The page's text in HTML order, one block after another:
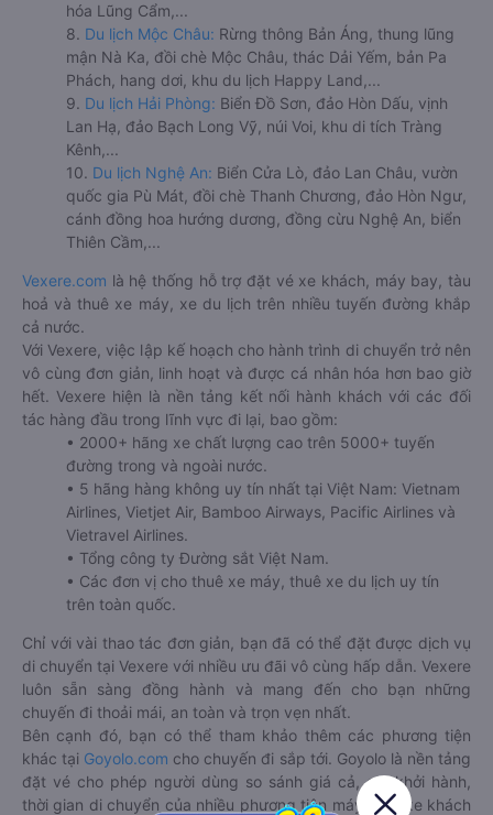
hóa Lũng Cẩm,...
8. Du lịch Mộc Châu: Rừng thông Bản Áng, thung lũng
mận Nà Ka, đồi chè Mộc Châu, thác Dải Yếm, bản Pa
Phách, hang dơi, khu du lịch Happy Land,...
9. Du lịch Hải Phòng: Biển Đồ Sơn, đảo Hòn Dấu, vịnh
Lan Hạ, đảo Bạch Long Vỹ, núi Voi, khu di tích Tràng
Kênh,...
10. Du lịch Nghệ An: Biển Cửa Lò, đảo Lan Châu, vườn
quốc gia Pù Mát, đồi chè Thanh Chương, đảo Hòn Ngư,
cánh đồng hoa hướng dương, đồng cừu Nghệ An, biển
Thiên Cầm,...
Vexere.com là hệ thống hỗ trợ đặt vé xe khách, máy bay, tàu
hoả và thuê xe máy, xe du lịch trên nhiều tuyến đường khắp
cả nước.
Với Vexere, việc lập kế hoạch cho hành trình di chuyển trở nên
vô cùng đơn giản, linh hoạt và được cá nhân hóa hơn bao giờ
hết. Vexere hiện là nền tảng kết nối hành khách với các đối
tác hàng đầu trong lĩnh vực đi lại, bao gồm:
• 2000+ hãng xe chất lượng cao trên 5000+ tuyến
đường trong và ngoài nước.
• 5 hãng hàng không uy tín nhất tại Việt Nam: Vietnam
Airlines, Vietjet Air, Bamboo Airways, Pacific Airlines và
Vietravel Airlines.
• Tổng công ty Đường sắt Việt Nam.
• Các đơn vị cho thuê xe máy, thuê xe du lịch uy tín
trên toàn quốc.
Chỉ với vài thao tác đơn giản, bạn đã có thể đặt được dịch vụ
di chuyển tại Vexere với nhiều ưu đãi vô cùng hấp dẫn. Vexere
luôn sẵn sàng đồng hành và mang đến cho bạn những
chuyến đi thoải mái, an toàn và trọn vẹn nhất.
Bên cạnh đó, bạn có thể tham khảo thêm các phương tiện
khác tại Goyolo.com cho chuyến đi sắp tới. Goyolo là nền tảng
đặt vé cho phép người dùng so sánh giá cả, giờ khởi hành,
thời gian di chuyển của nhiều phương tiện máy bay, xe khách